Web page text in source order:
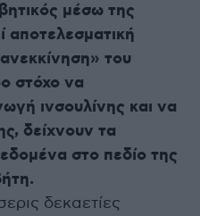
μέσω της
αποτελεσματική
του
στόχο να
ινσουλίνης και να
δείχνουν τα
στο πεδίο της
δεκαετίες